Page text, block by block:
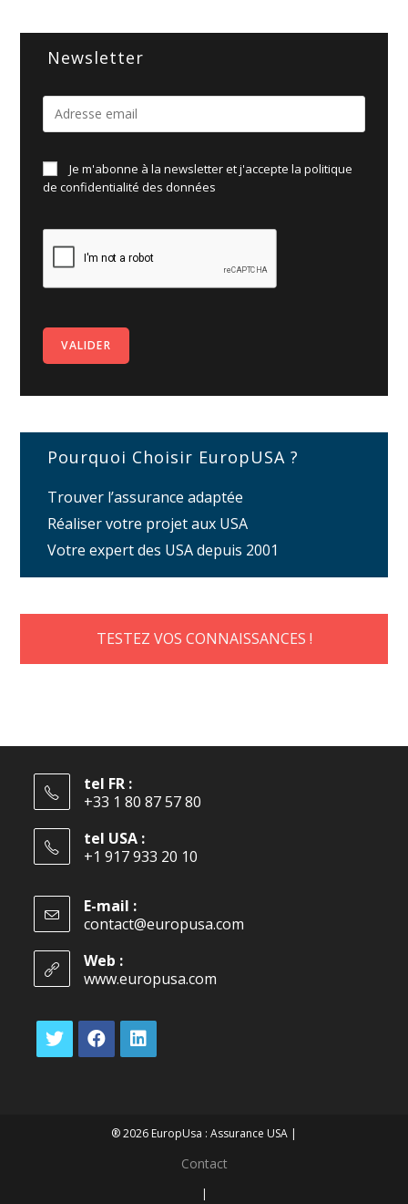
Newsletter
Je m'abonne à la newsletter et j'accepte la politique
deconfidentialité des données
Pourquoi Choisir EuropUSA ?
Trouver l’assurance adaptée
Réaliser votre projet aux USA
Votre expert des USA depuis 2001
TESTEZ VOS CONNAISSANCES !
tel FR :
+33 1 80 87 57 80
tel USA :
+1 917 933 20 10
E-mail :
contact@europusa.com
Web :
www.europusa.com
® 2026 EuropUsa : Assurance USA |
Contact
|